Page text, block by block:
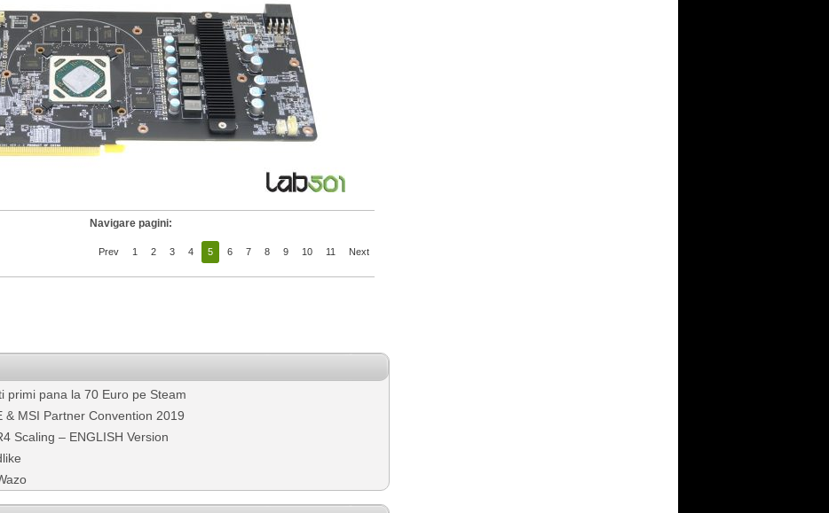
Navigare pagini:
Prev 1 2 3 4 5 6 7 8 9 10 11 Next
primi pana la 70 Euro pe Steam
& MSI Partner Convention 2019
Scaling – ENGLISH Version